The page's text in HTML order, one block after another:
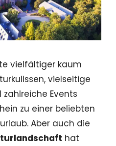
vielfältiger kaum
vielseitige
Events
zu einer beliebten
Aber auch die
hat